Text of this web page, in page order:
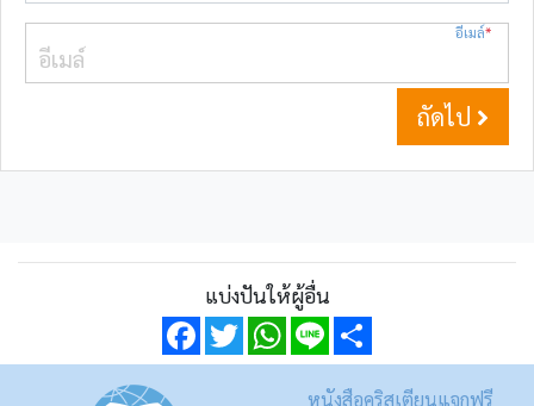
อีเมล์*
ถัดไป
แบ่งปันให้ผู้อื่น
FacebookTwitterWhatsApp
Line
หนังสือคริสเตียนแจกฟรี